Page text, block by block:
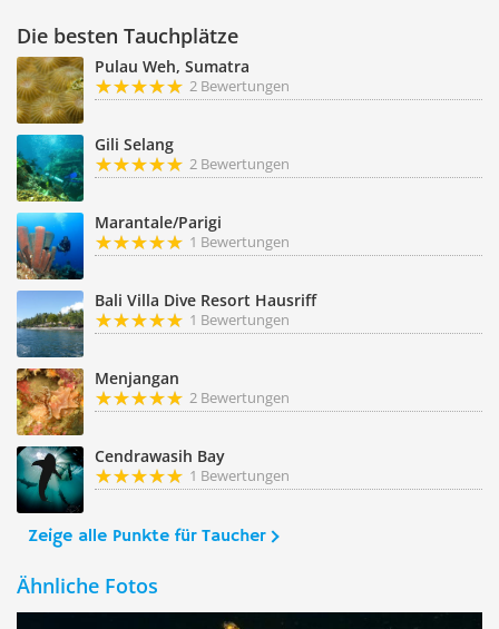
Die besten Tauchplätze
Pulau Weh, Sumatra
2 Bewertungen
Gili Selang
2 Bewertungen
Marantale/Parigi
1 Bewertungen
Bali Villa Dive Resort Hausriff
1 Bewertungen
Menjangan
2 Bewertungen
Cendrawasih Bay
1 Bewertungen
Zeige alle Punkte für Taucher
Ähnliche Fotos